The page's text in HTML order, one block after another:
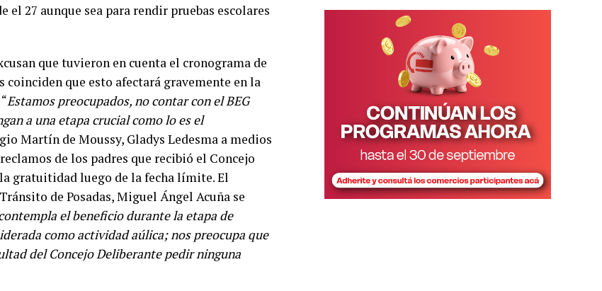
el 27 aunque sea para rendir pruebas escolares
que tuvieron en cuenta el cronograma de
que esto afectará gravemente en la
Estamos preocupados, no contar con el BEG
a una etapa crucial como lo es el
Martín de Moussy, Gladys Ledesma a medios
de los padres que recibió el Concejo
gratuitidad luego de la fecha límite. El
de Posadas, Miguel Ángel Acuña se
el beneficio durante la etapa de
como actividad aúlica; nos preocupa que
del Concejo Deliberante pedir ninguna